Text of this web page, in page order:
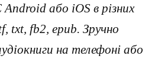
або iOS в різних
txt, fb2, epub. Зручно
на телефоні або